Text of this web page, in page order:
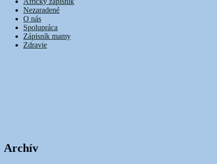
Nezaradené
O nás
Spolupráca
Zápisník mamy
Zdravie
Archív